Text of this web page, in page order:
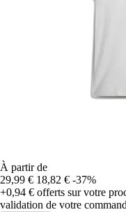
À partir de
29,99 € 18,82 € -37%
+0,94 € offerts sur votre
validation de votre